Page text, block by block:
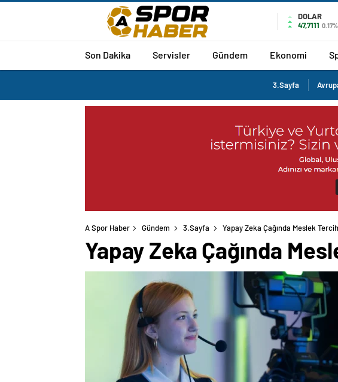
DOLAR
47,7111 0.17%
Son Dakika Servisler Gündem Ekonomi
3.Sayfa
A Spor Haber Gündem 3.Sayfa Yapay Zeka Çağında Meslek
Yapay Zeka Çağında